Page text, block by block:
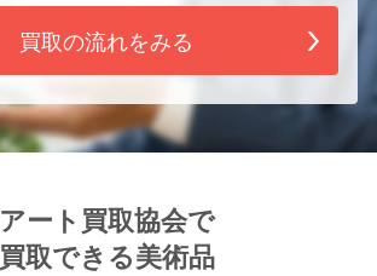
買取の流れをみる
アート買取協会で
買取できる美術品